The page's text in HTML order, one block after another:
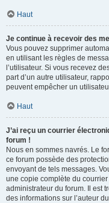
Haut
Je continue à recevoir des
Vous pouvez supprimer
en utilisant les règles de
l’utilisateur. Si vous recevez
part d’un autre utilisateur,
peuvent empêcher un
Haut
J’ai reçu un courrier
forum !
Nous en sommes navrés. Le
ce forum possède des
envoyant de tels messages.
une copie complète du
administrateur du forum. Il est
des informations sur l’auteur